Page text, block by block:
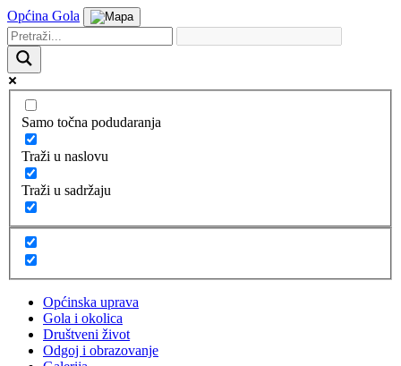
Općina Gola
Samo točna podudaranja
Traži u naslovu
Traži u sadržaju
Općinska uprava
Gola i okolica
Društveni život
Odgoj i obrazovanje